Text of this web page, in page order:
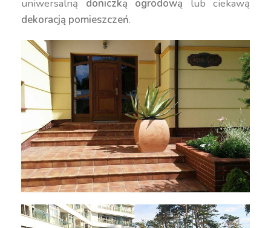
uniwersalną doniczką ogrodową lub ciekawą
dekoracją pomieszczeń.